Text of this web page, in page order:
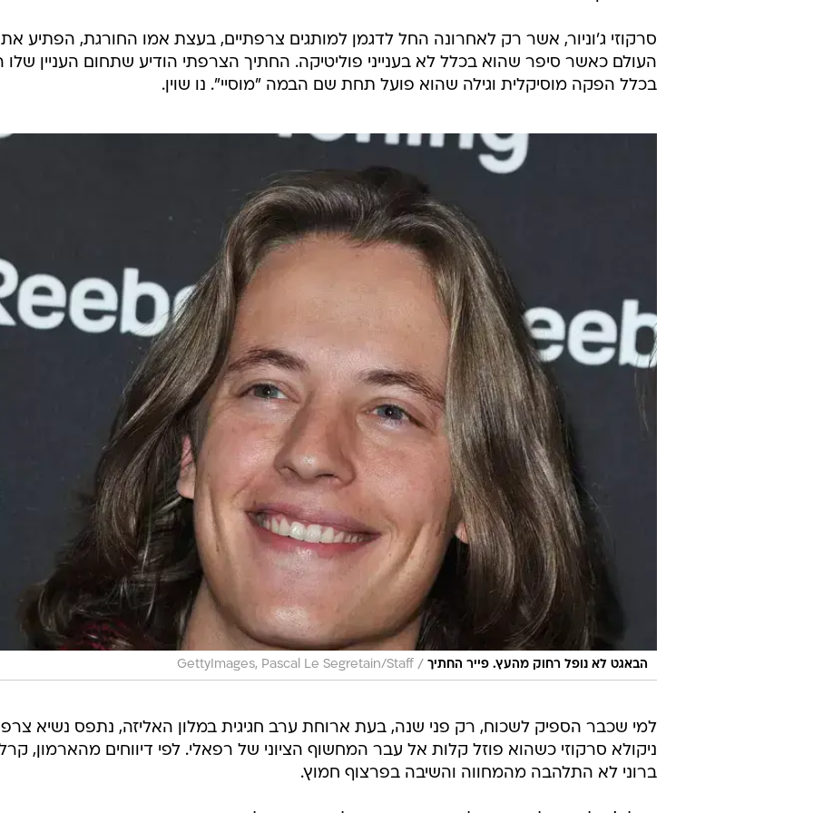
סרקוזי ג'וניור, אשר רק לאחרונה החל לדגמן למותגים צרפתיים, בעצת אמו החורגת, הפתיע את
העולם כאשר סיפר שהוא בכלל לא בענייני פוליטיקה. החתיך הצרפתי הודיע שתחום העניין שלו
בכלל הפקה מוסיקלית וגילה שהוא פועל תחת שם הבמה "מוסיי". נו שוין.
הבאגט לא נופל רחוק מהעץ. פייר החתיך /
GettyImages, Pascal Le Segretain/Staff
למי שכבר הספיק לשכוח, רק פני שנה, בעת ארוחת ערב חגיגית במלון האליזה, נתפס נשיא
ניקולא סרקוזי כשהוא פוזל קלות אל עבר המחשוף הציוני של רפאלי. לפי דיווחים מהארמון,
ברוני לא התלהבה מהמחווה והשיבה בפרצוף חמוץ.